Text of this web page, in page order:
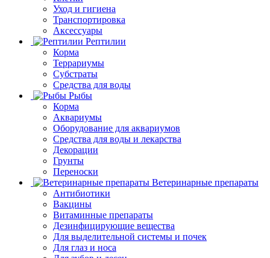
Уход и гигиена
Транспортировка
Аксессуары
Рептилии
Корма
Террариумы
Субстраты
Средства для воды
Рыбы
Корма
Аквариумы
Оборудование для аквариумов
Средства для воды и лекарства
Декорации
Грунты
Переноски
Ветеринарные препараты
Антибиотики
Вакцины
Витаминные препараты
Дезинфицирующие вещества
Для выделительной системы и почек
Для глаз и носа